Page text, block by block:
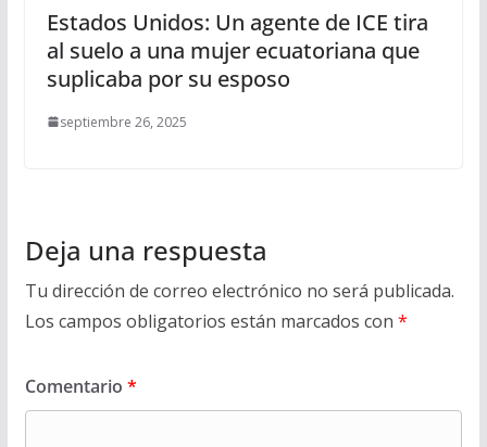
Estados Unidos: Un agente de ICE tira
al suelo a una mujer ecuatoriana que
suplicaba por su esposo
septiembre 26, 2025
Deja una respuesta
Tu dirección de correo electrónico no será publicada.
Los campos obligatorios están marcados con *
Comentario *